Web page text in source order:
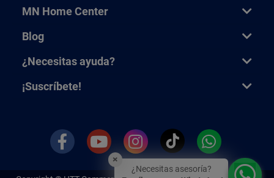
MN Home Center
Blog
¿Necesitas ayuda?
¡Suscríbete!
×
¿Necesitas asesoría?